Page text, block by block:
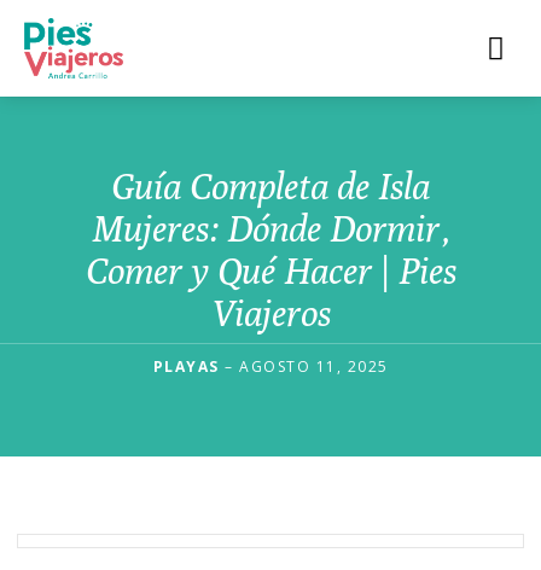
Guía Completa de Isla
Mujeres: Dónde Dormir,
Comer y Qué Hacer | Pies
Viajeros
PLAYAS – AGOSTO 11, 2025